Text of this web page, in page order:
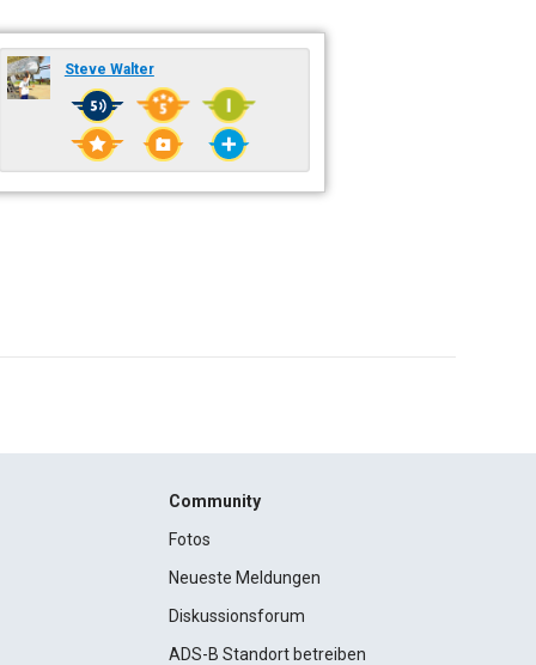
Steve Walter
Community
Fotos
Neueste Meldungen
Diskussionsforum
ADS-B Standort betreiben